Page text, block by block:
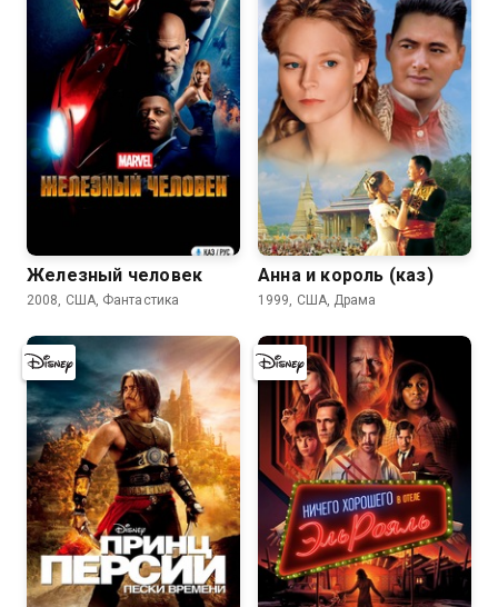
8.0
Железный человек
2008, США, Фантастика
7.8
Анна и король (каз)
1999, США, Драма
7.3 7.1